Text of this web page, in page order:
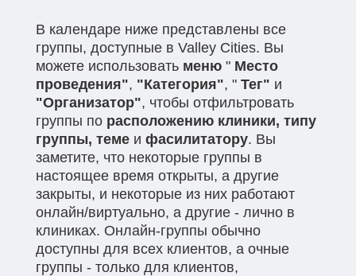
В календаре ниже представлены все
группы, доступные в Valley Cities. Вы
можете использовать меню" Место
проведения", "Категория", " Тег" и
"Организатор", чтобы отфильтровать
группы по расположению клиники, типу
группы, темеи фасилитатору. Вы
заметите, что некоторые группы в
настоящее время открыты, а другие
закрыты, и некоторые из них работают
онлайн/виртуально, а другие - лично в
клиниках. Онлайн-группы обычно
доступны для всех клиентов, а очные
группы - только для клиентов,